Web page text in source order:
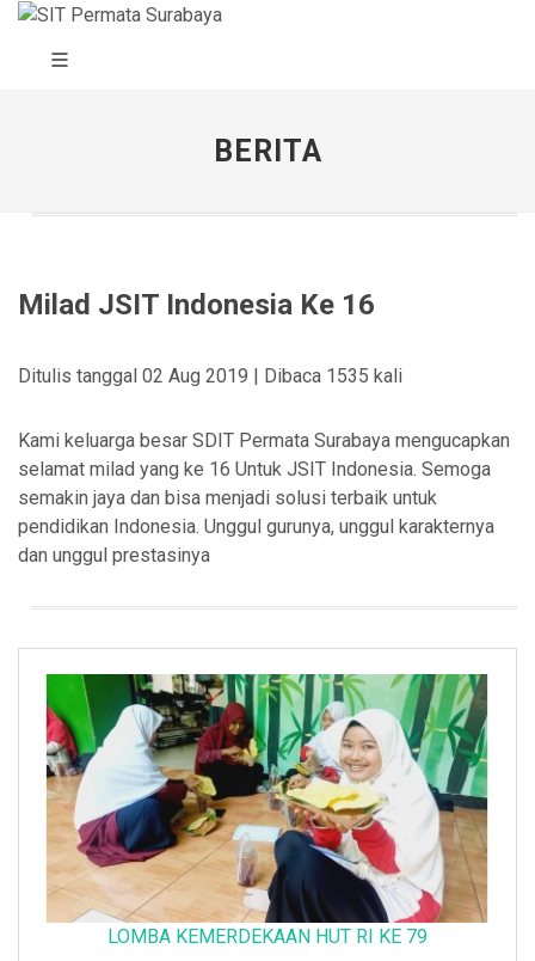
BERITA
Milad JSIT Indonesia Ke 16
Ditulis tanggal 02 Aug 2019 | Dibaca 1535 kali
Kami keluarga besar SDIT Permata Surabaya mengucapkan
selamat milad yang ke 16 Untuk JSIT Indonesia. Semoga
semakin jaya dan bisa menjadi solusi terbaik untuk
pendidikan Indonesia. Unggul gurunya, unggul karakternya
dan unggul prestasinya
LOMBA KEMERDEKAAN HUT RI KE 79